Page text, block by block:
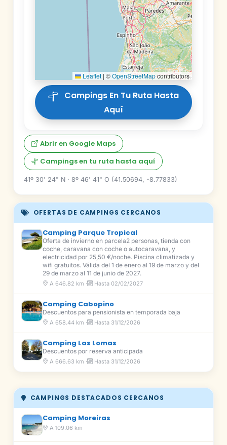
Leaflet | ©OpenStreetMapcontributors
Aquí
Abrir en Google Maps
Campings en tu ruta hasta aquí
41º 30' 24" N · 8º 46' 41" O (41.50694, -8.77833)
OFERTAS DE CAMPINGS CERCANOS
Camping Parque Tropical
Oferta de invierno en parcela2 personas, tienda con
coche, caravana con coche o autocaravana, y
electricidad por 25,50 €/noche. Piscina climatizada y
wifi gratuitos. Válida del 1 de enero al 19 de marzo y del
29 de marzo al 11 de junio de 2027.
A 646.82 km · Hasta 02/02/2027
Camping Cabopino
Descuentos para pensionista en temporada baja
A 658.44 km · Hasta 31/12/2026
Camping Las Lomas
Descuentos por reserva anticipada
A 666.63 km · Hasta 31/12/2026
CAMPINGS DESTACADOS CERCANOS
Camping Moreiras
A 109.06 km